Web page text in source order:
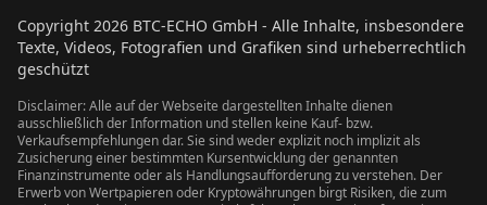
Copyright 2026 BTC-ECHO GmbH - Alle Inhalte, insbesondere
Texte, Videos, Fotografien und Grafiken sind urheberrechtlich
geschützt
Disclaimer: Alle auf der Webseite dargestellten Inhalte dienen
ausschließlich der Information und stellen keine Kauf- bzw.
Verkaufsempfehlungen dar. Sie sind weder explizit noch implizit als
Zusicherung einer bestimmten Kursentwicklung der genannten
Finanzinstrumente oder als Handlungsaufforderung zu verstehen. Der
Erwerb von Wertpapieren oder Kryptowährungen birgt Risiken, die zum